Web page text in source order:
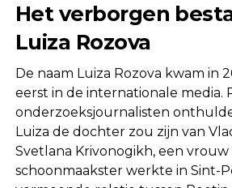
Het verborgen
Luiza Rozova
De naam Luiza Rozova kwam in
eerst in de internationale media.
onderzoeksjournalisten
Luiza de dochter zou zijn van
Svetlana Krivonogikh, een vrouw
schoonmaakster werkte in Sint-